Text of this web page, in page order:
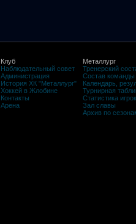
Клуб
Наблюдательный совет
Администрация
История ХК "Металлург"
Хоккей в Жлобине
Контакты
Арена
Металлург
Тренерский
Состав команды
Календарь,
Турнирная
Статистика
Зал славы
Архив по